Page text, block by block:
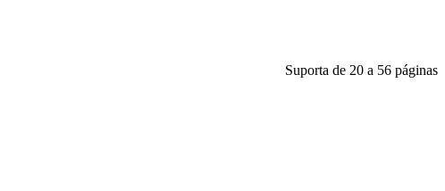
Suporta de 20 a 56 páginas